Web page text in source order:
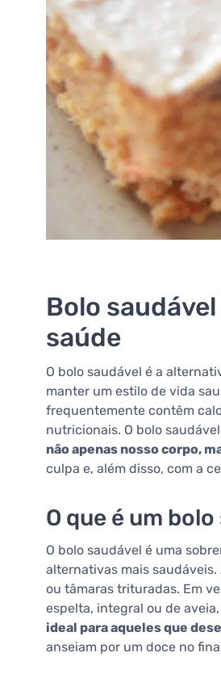
Bolo
saúde
O bolo saudável é a
manter um estilo de vida
frequentemente contêm
nutricionais. O bolo
não apenas nosso corpo,
culpa e, além disso, com a
O que é um
O bolo saudável é uma
alternativas mais
ou tâmaras trituradas. Em
espelta, integral ou de
ideal para aqueles que
anseiam por um doce no